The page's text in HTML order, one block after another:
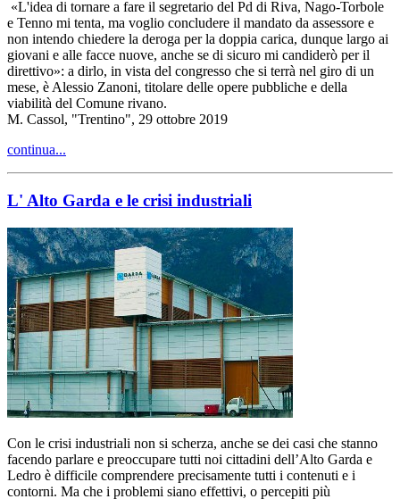
«L'idea di tornare a fare il segretario del Pd di Riva, Nago-Torbole
e Tenno mi tenta, ma voglio concludere il mandato da assessore e
non intendo chiedere la deroga per la doppia carica, dunque largo ai
giovani e alle facce nuove, anche se di sicuro mi candiderò per il
direttivo»: a dirlo, in vista del congresso che si terrà nel giro di un
mese, è Alessio Zanoni, titolare delle opere pubbliche e della
viabilità del Comune rivano.
M. Cassol, "Trentino", 29 ottobre 2019
continua...
L' Alto Garda e le crisi industriali
Con le crisi industriali non si scherza, anche se dei casi che stanno
facendo parlare e preoccupare tutti noi cittadini dell’Alto Garda e
Ledro è difficile comprendere precisamente tutti i contenuti e i
contorni. Ma che i problemi siano effettivi, o percepiti più